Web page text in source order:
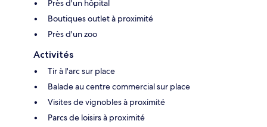
Près d'un hôpital
Boutiques outlet à proximité
Près d'un zoo
Activités
Tir à l'arc sur place
Balade au centre commercial sur place
Visites de vignobles à proximité
Parcs de loisirs à proximité